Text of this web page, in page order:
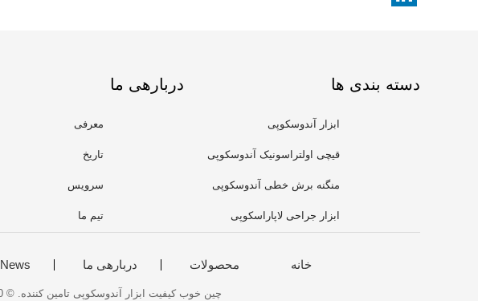
دسته بندی ها
ابزار آندوسکوپی
قیچی اولتراسونیک آندوسکوپی
منگنه برش خطی آندوسکوپی
ابزار جراحی لاپاراسکوپی
دربارهی ما
معرفی
تاریخ
سرویس
تیم ما
خانه محصولات دربارهی ما News
چین خوب کیفیت ابزار آندوسکوپی تامین کننده. © 2020 - 2026 MICONVEY TECHNOLOGIES CO., LTD. All Rights Reserved.